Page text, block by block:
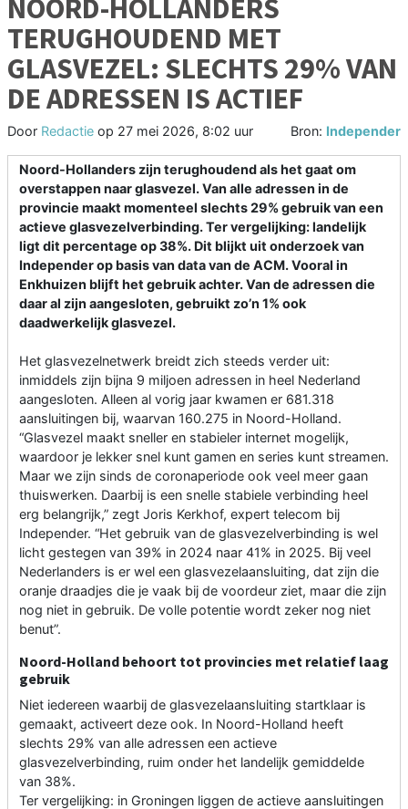
NOORD-HOLLANDERS
TERUGHOUDEND MET
GLASVEZEL: SLECHTS 29% VAN
DE ADRESSEN IS ACTIEF
Door Redactie op 27 mei 2026, 8:02 uur Bron: Independer
Noord-Hollanders zijn terughoudend als het gaat om
overstappen naar glasvezel. Van alle adressen in de
provincie maakt momenteel slechts 29% gebruik van een
actieve glasvezelverbinding. Ter vergelijking: landelijk
ligt dit percentage op 38%. Dit blijkt uit onderzoek van
Independer op basis van data van de ACM. Vooral in
Enkhuizen blijft het gebruik achter. Van de adressen die
daar al zijn aangesloten, gebruikt zo’n 1% ook
daadwerkelijk glasvezel.
Het glasvezelnetwerk breidt zich steeds verder uit:
inmiddels zijn bijna 9 miljoen adressen in heel Nederland
aangesloten. Alleen al vorig jaar kwamen er 681.318
aansluitingen bij, waarvan 160.275 in Noord-Holland.
“Glasvezel maakt sneller en stabieler internet mogelijk,
waardoor je lekker snel kunt gamen en series kunt streamen.
Maar we zijn sinds de coronaperiode ook veel meer gaan
thuiswerken. Daarbij is een snelle stabiele verbinding heel
erg belangrijk,” zegt Joris Kerkhof, expert telecom bij
Independer. “Het gebruik van de glasvezelverbinding is wel
licht gestegen van 39% in 2024 naar 41% in 2025. Bij veel
Nederlanders is er wel een glasvezelaansluiting, dat zijn die
oranje draadjes die je vaak bij de voordeur ziet, maar die zijn
nog niet in gebruik. De volle potentie wordt zeker nog niet
benut”.
Noord-Holland behoort tot provincies met relatief laag
gebruik
Niet iedereen waarbij de glasvezelaansluiting startklaar is
gemaakt, activeert deze ook. In Noord-Holland heeft
slechts 29% van alle adressen een actieve
glasvezelverbinding, ruim onder het landelijk gemiddelde
van 38%.
Ter vergelijking: in Groningen liggen de actieve aansluitingen